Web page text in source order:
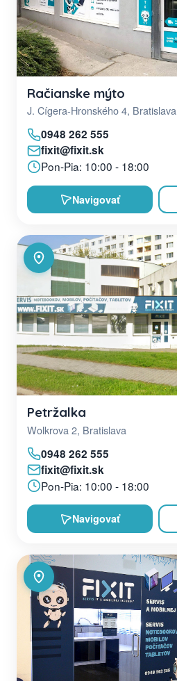
Račianske mýto
J. Cígera-Hronského 4, Bratislava
0948 262 555
fixit@fixit.sk
Pon-Pia: 10:00 - 18:00
Navigovať
Petržalka
Wolkrova 2, Bratislava
0948 262 555
fixit@fixit.sk
Pon-Pia: 10:00 - 18:00
Navigovať